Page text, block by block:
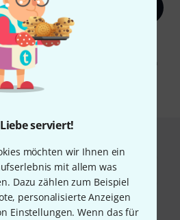
serviert!
möchten wir Ihnen ein
mit allem was
Dazu zählen zum Beispiel
personalisierte Anzeigen
Einstellungen. Wenn das für
anmelden
stimmen Sie dem Erhalt von E-Mail-
des E-Mail-Nutzungsverhaltens zu. Die
Weitere Informationen finden Sie in
Datenschutzhinweisen
* Pflichtfeld